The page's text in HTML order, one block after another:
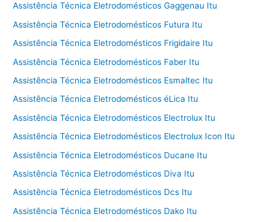
Assistência Técnica Eletrodomésticos Gaggenau Itu
Assistência Técnica Eletrodomésticos Futura Itu
Assistência Técnica Eletrodomésticos Frigidaire Itu
Assistência Técnica Eletrodomésticos Faber Itu
Assistência Técnica Eletrodomésticos Esmaltec Itu
Assistência Técnica Eletrodomésticos éLica Itu
Assistência Técnica Eletrodomésticos Electrolux Itu
Assistência Técnica Eletrodomésticos Electrolux Icon Itu
Assistência Técnica Eletrodomésticos Ducane Itu
Assistência Técnica Eletrodomésticos Diva Itu
Assistência Técnica Eletrodomésticos Dcs Itu
Assistência Técnica Eletrodomésticos Dako Itu